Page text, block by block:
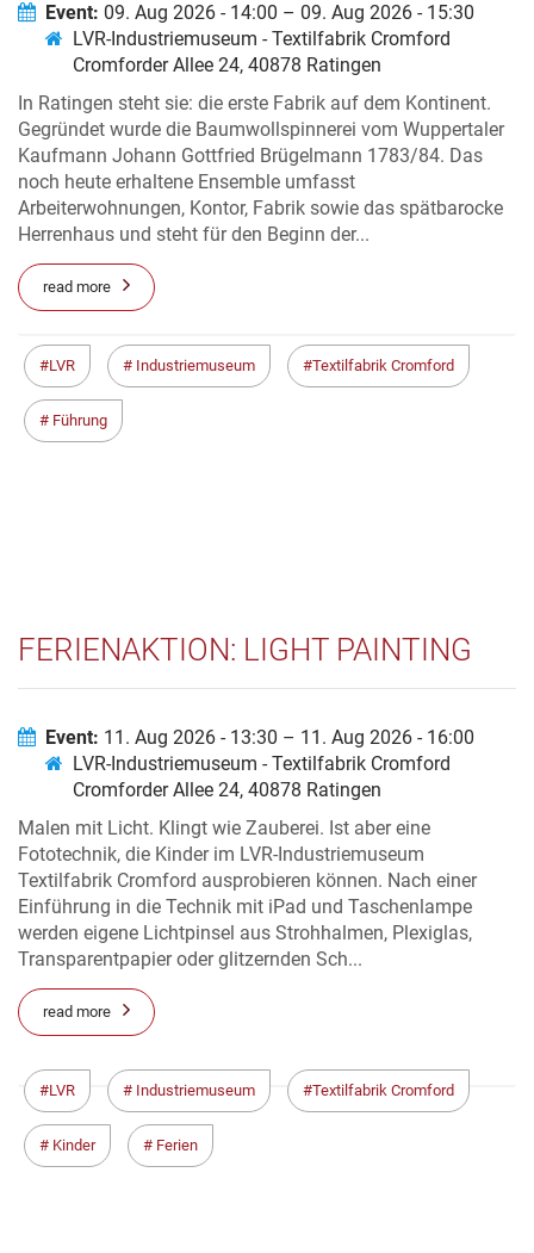
Event: 09. Aug 2026 - 14:00 – 09. Aug 2026 - 15:30
LVR-Industriemuseum - Textilfabrik Cromford
Cromforder Allee 24, 40878 Ratingen
In Ratingen steht sie: die erste Fabrik auf dem Kontinent.
Gegründet wurde die Baumwollspinnerei vom Wuppertaler
Kaufmann Johann Gottfried Brügelmann 1783/84. Das
noch heute erhaltene Ensemble umfasst
Arbeiterwohnungen, Kontor, Fabrik sowie das spätbarocke
Herrenhaus und steht für den Beginn der...
read more
LVR Industriemuseum Textilfabrik Cromford
Führung
FERIENAKTION: LIGHT PAINTING
Event: 11. Aug 2026 - 13:30 – 11. Aug 2026 - 16:00
LVR-Industriemuseum - Textilfabrik Cromford
Cromforder Allee 24, 40878 Ratingen
Malen mit Licht. Klingt wie Zauberei. Ist aber eine
Fototechnik, die Kinder im LVR-Industriemuseum
Textilfabrik Cromford ausprobieren können. Nach einer
Einführung in die Technik mit iPad und Taschenlampe
werden eigene Lichtpinsel aus Strohhalmen, Plexiglas,
Transparentpapier oder glitzernden Sch...
read more
LVR Industriemuseum Textilfabrik Cromford
Kinder Ferien